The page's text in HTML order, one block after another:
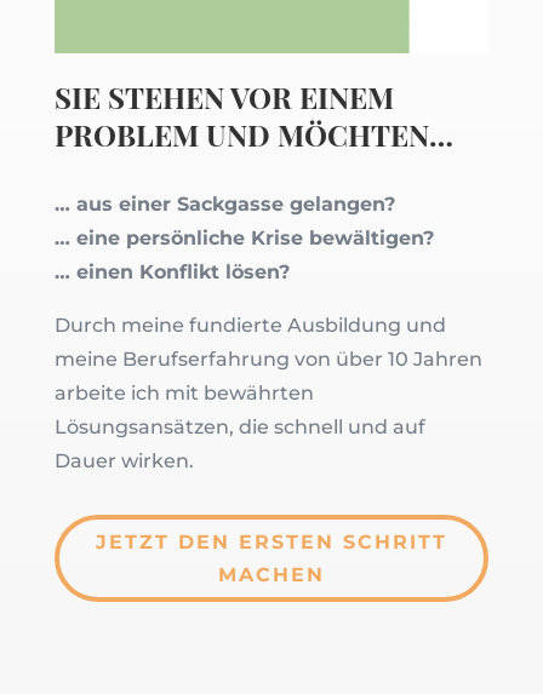
SIE STEHEN VOR EINEM
PROBLEM UND MÖCHTEN…
… aus einer Sackgasse gelangen?
… eine persönliche Krise bewältigen?
… einen Konflikt lösen?
Durch meine fundierte Ausbildung und
meine Berufserfahrung von über 10 Jahren
arbeite ich mit bewährten
Lösungsansätzen, die schnell und auf
Dauer wirken.
JETZT DEN ERSTEN SCHRITT
MACHEN